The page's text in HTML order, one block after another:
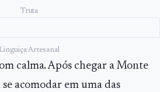
Truta
Linguiça Artesanal
calma. Após chegar a Monte
acomodar em uma das